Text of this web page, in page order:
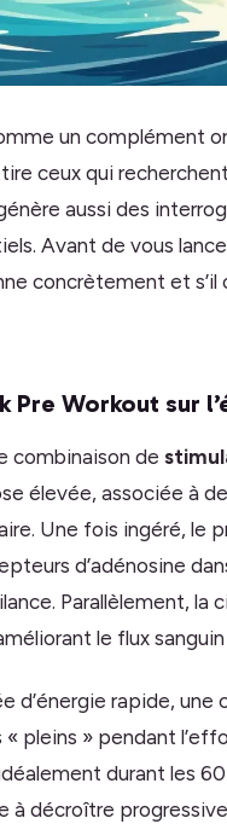
un complément
ceux qui
aussi des
Avant de vous
concrètement et s’il
Pre Workout sur
combinaison de
élevée, associée à
Une fois ingéré, le
d’adénosine
Parallèlement, la
le flux
d’énergie rapide,
pleins » pendant
durant les
à décroître